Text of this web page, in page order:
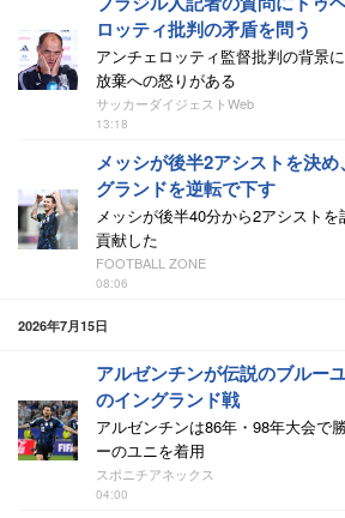
ロッティ批判の矛盾を問う
アンチェロッティ監督批判の背景
放棄への怒りがある
サッカーダイジェストWeb
13:18
メッシが後半2アシストを決
グランドを逆転で下す
メッシが後半40分から2アシストを
貢献した
FOOTBALL ZONE
08:06
2026年7月15日
アルゼンチンが伝説のブルー
のイングランド戦
アルゼンチンは86年・98年大会で
ーのユニを着用
スポニチアネックス
04:00